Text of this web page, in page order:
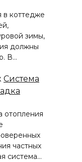
в коттедже
зимы,
должны
В…
Система
отопления
частных
система…